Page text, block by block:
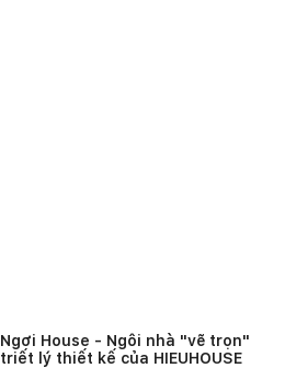
Ngơi House - Ngôi nhà "vẽ trọn"
triết lý thiết kế của HIEUHOUSE